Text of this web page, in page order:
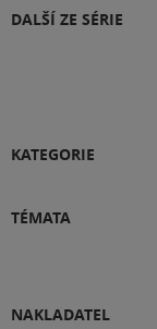
DALŠÍ ZE SÉRIE
KATEGORIE
TÉMATA
NAKLADATEL